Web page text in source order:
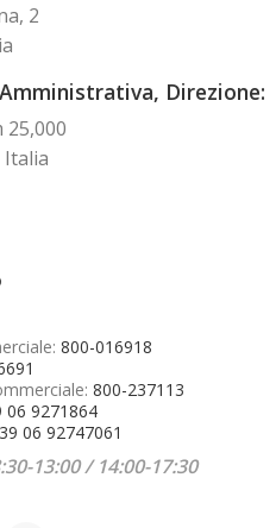
2
Direzione:
Italia
800-016918
800-237113
06 9271864
06 92747061
13:00 / 14:00-17:30